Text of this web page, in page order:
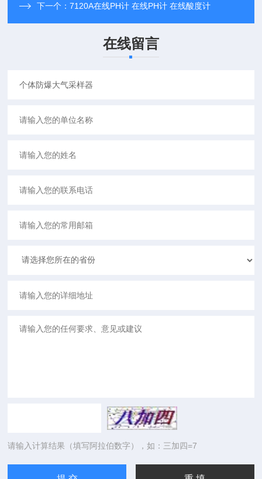
下一个：7120A在线PH计 在线PH计 在线酸度计
在线留言
请输入计算结果（填写阿拉伯数字），如：三加四=7